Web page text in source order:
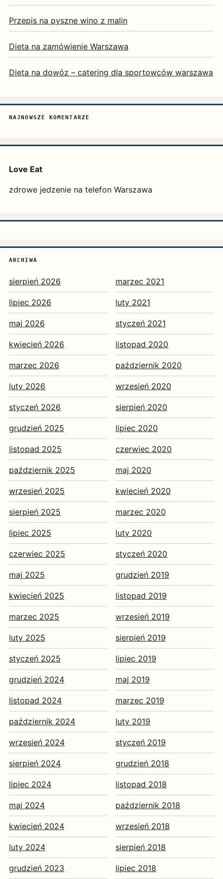
Przepis na pyszne wino z malin
Dieta na zamówienie Warszawa
Dieta na dowóz – catering dla sportowców warszawa
NAJNOWSZE KOMENTARZE
Love Eat
zdrowe jedzenie na telefon Warszawa
ARCHIWA
sierpień 2026
lipiec 2026
maj 2026
kwiecień 2026
marzec 2026
luty 2026
styczeń 2026
grudzień 2025
listopad 2025
październik 2025
wrzesień 2025
sierpień 2025
lipiec 2025
czerwiec 2025
maj 2025
kwiecień 2025
marzec 2025
luty 2025
styczeń 2025
grudzień 2024
listopad 2024
październik 2024
wrzesień 2024
sierpień 2024
lipiec 2024
maj 2024
kwiecień 2024
luty 2024
grudzień 2023
marzec 2021
luty 2021
styczeń 2021
listopad 2020
październik 2020
wrzesień 2020
sierpień 2020
lipiec 2020
czerwiec 2020
maj 2020
kwiecień 2020
marzec 2020
luty 2020
styczeń 2020
grudzień 2019
listopad 2019
wrzesień 2019
sierpień 2019
lipiec 2019
maj 2019
marzec 2019
luty 2019
styczeń 2019
grudzień 2018
listopad 2018
październik 2018
wrzesień 2018
sierpień 2018
lipiec 2018